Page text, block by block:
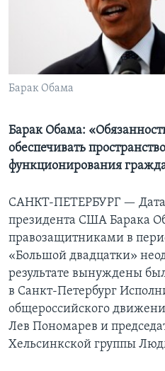
Learning English
СОЦИАЛЬНЫЕ СЕТИ
Языки
Барак Обама
Барак Обама:
обеспечивать
функционирования
САНКТ-ПЕТЕРБУРГ —
президента США Барака
правозащитниками в
«Большой двадцатки»
результате вынуждены
в Санкт-Петербург
общероссийского
Лев Пономарев и
Хельсинкской группы